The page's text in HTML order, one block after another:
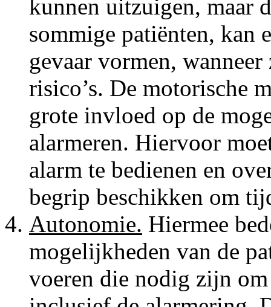
kunnen uitzuigen, maar
sommige patiënten, kan
gevaar vormen,
risico’s. De motorische
grote invloed op de
alarmeren. Hiervoor
alarm te bedienen en
begrip beschikken om
Autonomie. Hiermee
mogelijkheden van de
voeren die nodig zijn